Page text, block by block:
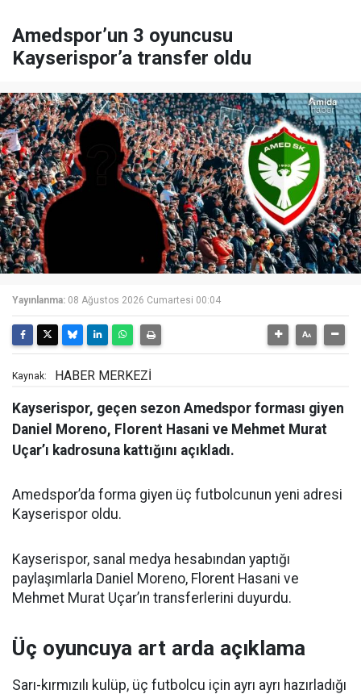
Amedspor’un 3 oyuncusu
Kayserispor’a transfer oldu
Yayınlanma: 08 Ağustos 2026 Cumartesi 00:04
Kaynak: HABER MERKEZİ
Kayserispor, geçen sezon Amedspor forması giyen
Daniel Moreno, Florent Hasani ve Mehmet Murat
Uçar’ı kadrosuna kattığını açıkladı.
Amedspor’da forma giyen üç futbolcunun yeni adresi
Kayserispor oldu.
Kayserispor, sanal medya hesabından yaptığı
paylaşımlarla Daniel Moreno, Florent Hasani ve
Mehmet Murat Uçar’ın transferlerini duyurdu.
Üç oyuncuya art arda açıklama
Sarı-kırmızılı kulüp, üç futbolcu için ayrı ayrı hazırladığı